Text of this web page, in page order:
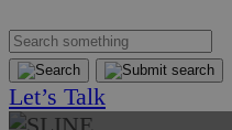
Let’s Talk